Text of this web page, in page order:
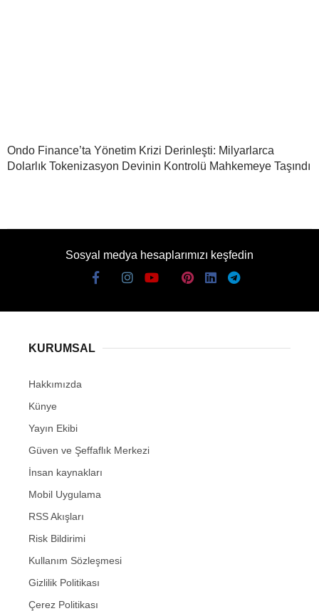
Ondo Finance’ta Yönetim Krizi Derinleşti: Milyarlarca
Dolarlık Tokenizasyon Devinin Kontrolü Mahkemeye Taşındı
Sosyal medya hesaplarımızı keşfedin
KURUMSAL
Hakkımızda
Künye
Yayın Ekibi
Güven ve Şeffaflık Merkezi
İnsan kaynakları
Mobil Uygulama
RSS Akışları
Risk Bildirimi
Kullanım Sözleşmesi
Gizlilik Politikası
Çerez Politikası